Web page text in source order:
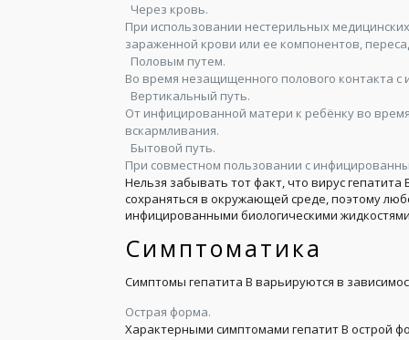
Через кровь.
При использовании нестерильных
зараженной крови или ее компонентов,
Половым путем.
Во время незащищенного полового контакта
Вертикальный путь.
От инфицированной матери к ребёнку во
вскармливания.
Бытовой путь.
При совместном пользовании с
Нельзя забывать тот факт, что вирус
сохраняться в окружающей среде, поэтому
инфицированными биологическими
Симптоматика
Симптомы гепатита В варьируются в
Острая форма.
Характерными симптомами гепатит В острой